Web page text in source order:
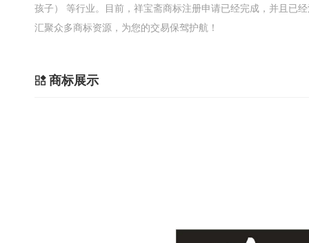
孩子） 等行业。目前，祥宝斋商标注册申请已经完成，并且已
汇聚众多商标资源，为您的交易保驾护航！
商标展示